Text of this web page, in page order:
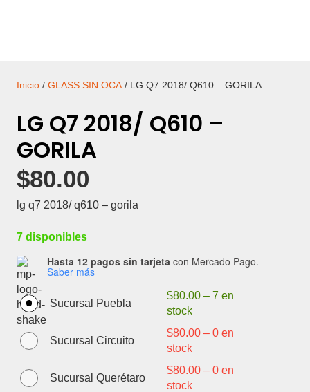
Inicio / GLASS SIN OCA / LG Q7 2018/ Q610 – GORILA
LG Q7 2018/ Q610 –
GORILA
$80.00
lg q7 2018/ q610 – gorila
7 disponibles
Hasta 12 pagos sin tarjeta con Mercado Pago.
Saber más
Sucursal Puebla
$80.00 –7 en
stock
Sucursal Circuito
$80.00 –0 en
stock
Sucursal Querétaro
$80.00 –0 en
stock